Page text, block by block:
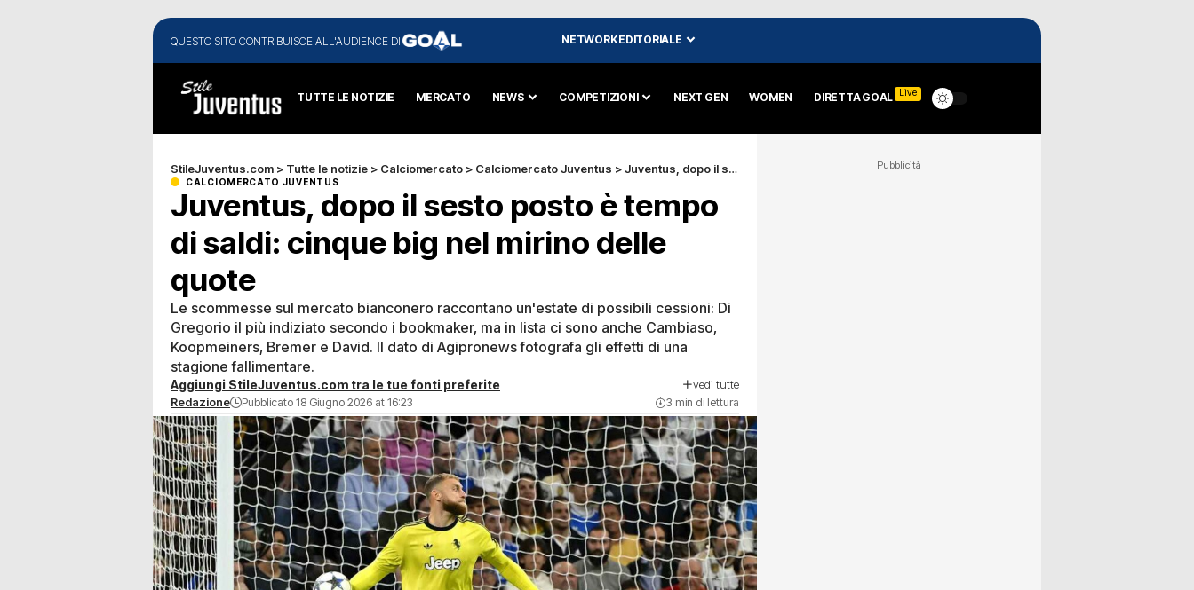
QUESTO SITO CONTRIBUISCE ALL'AUDIENCE DI NETWORK EDITORIALE
TUTTE LE NOTIZIE MERCATO NEWS COMPETIZIONI NEXT GEN WOMEN DIRETTA GOAL Live
StileJuventus.com > Tutte le notizie > Calciomercato > Calciomercato Juventus >Juventus, dopo il sesto posto è tempo di saldi: cinque big nel mirino delle quote
CALCIOMERCATO JUVENTUS
Juventus, dopo il sesto posto è tempo
di saldi: cinque big nel mirino delle
quote
Le scommesse sul mercato bianconero raccontano un'estate di possibili cessioni: Di
Gregorio il più indiziato secondo i bookmaker, ma in lista ci sono anche Cambiaso,
Koopmeiners, Bremer e David. Il dato di Agipronews fotografa gli effetti di una
stagione fallimentare.
Aggiungi StileJuventus.com tra le tue fonti preferite vedi tutte
Redazione Pubblicato 18 Giugno 2026 at 16:23 3 min di lettura
Pubblicità